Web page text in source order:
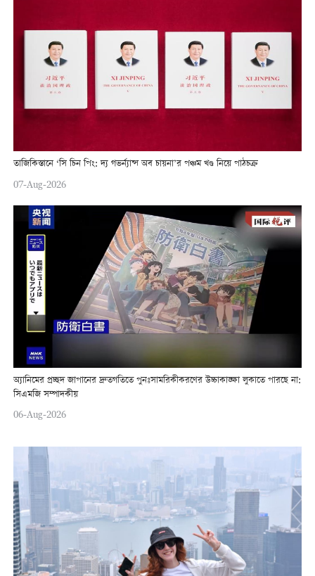
তাজিকিস্তানে ‘সি চিন পিং: দ্য গভর্ন্যান্স অব চায়না’র পঞ্চম খণ্ড নিয়ে পাঠচক্র
07-Aug-2026
অ্যানিমের প্রচ্ছদ জাপানের দ্রুতগতিতে পুনঃসামরিকীকরণের উচ্চাকাঙ্ক্ষা লুকাতে পারছে না:
সিএমজি সম্পাদকীয়
06-Aug-2026